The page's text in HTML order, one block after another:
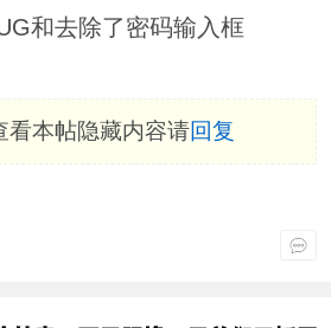
和去除了密码输入框
看本帖隐藏内容请回复